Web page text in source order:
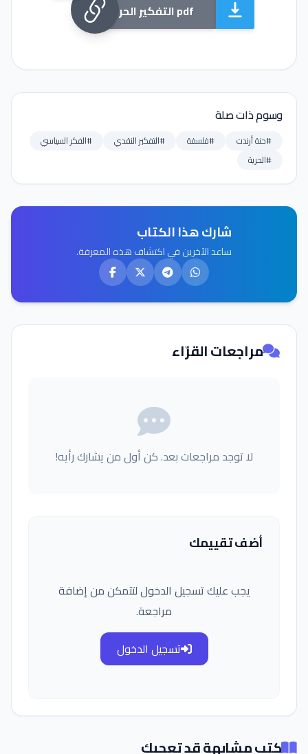
التفكير الحر pdf
وسوم ذات صلة
#حنة أرندت #فلسفة #التفكير النقدي
#الفكر السياسي
#الحرية
شارك هذا الكتاب
ساعد الآخرين في اكتشاف هذه المعرفة.
مراجعات القرّاء
لا توجد مراجعات بعد. كن أول من يشارك رأيه!
أضف تقييمك
يجب عليك تسجيل الدخول لتتمكن من إضافة
مراجعة.
تسجيل الدخول
كتب مشابهة قد تعجبك